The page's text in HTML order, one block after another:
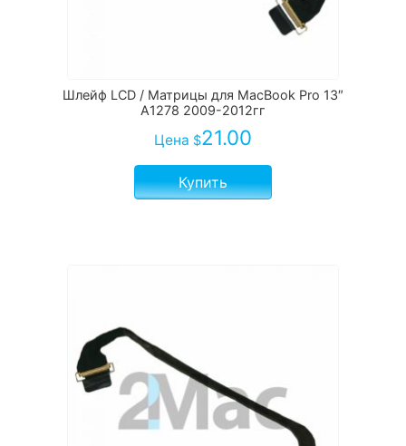
Шлейф LCD / Матрицы для MacBook Pro 13″
A1278 2009-2012гг
Цена $21.00
Купить